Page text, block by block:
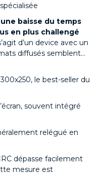
baisse du temps
en plus challengé
d’un device avec un
diffusés semblent…
le best-seller du
souvent intégré
relégué en
dépasse facilement
mesure est